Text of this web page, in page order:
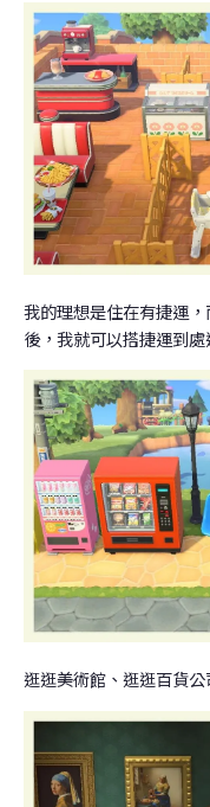
我的理想是住在有捷運
後，我就可以搭捷運到處
逛逛美術館、逛逛百貨